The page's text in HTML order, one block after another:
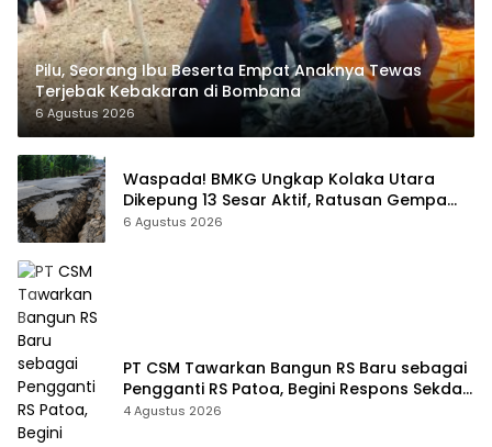
Pilu, Seorang Ibu Beserta Empat Anaknya Tewas
Terjebak Kebakaran di Bombana
6 Agustus 2026
Waspada! BMKG Ungkap Kolaka Utara
Dikepung 13 Sesar Aktif, Ratusan Gempa
Sudah Terekam
6 Agustus 2026
PT CSM Tawarkan Bangun RS Baru sebagai
Pengganti RS Patoa, Begini Respons Sekda
Kolut
4 Agustus 2026